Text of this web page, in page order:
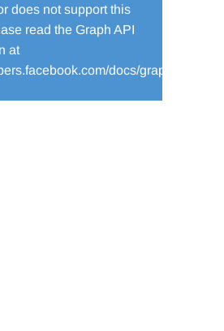
does not support this
read the Graph API
at
docs/graph-